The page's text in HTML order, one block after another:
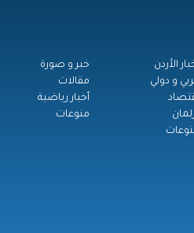
الأردن
و دولي
خبر و صورة
مقالات
أخبار رياضية
منوعات